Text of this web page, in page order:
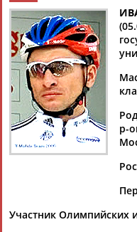
Найдено: 13181
Аслаудин
АБАЕВ
Елена
АБАСОВА
р-
Участник Олимпийских